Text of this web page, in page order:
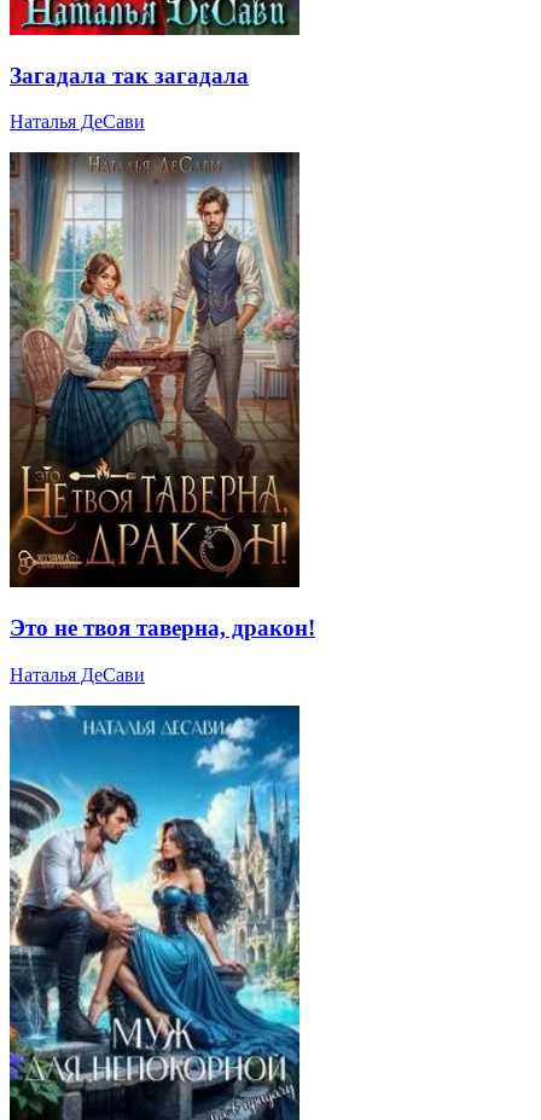
Загадала так загадала
Наталья ДеСави
Это не твоя таверна, дракон!
Наталья ДеСави